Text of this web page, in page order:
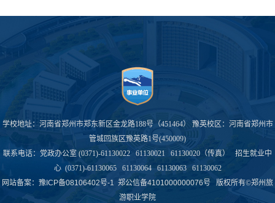
学校地址：河南省郑州市郑东新区金龙路188号（451464） 豫英校区：河南省郑州市
管城回族区豫英路1号(450009)
联系电话：党政办公室 (0371)-61130022 61130021 61130020（传真） 招生就业中
心 (0371)-61130065 61130064 61130063 61130062
网站备案： 豫ICP备08106402号-1 郑公信备4101000000076号 版权所有©郑州旅
游职业学院